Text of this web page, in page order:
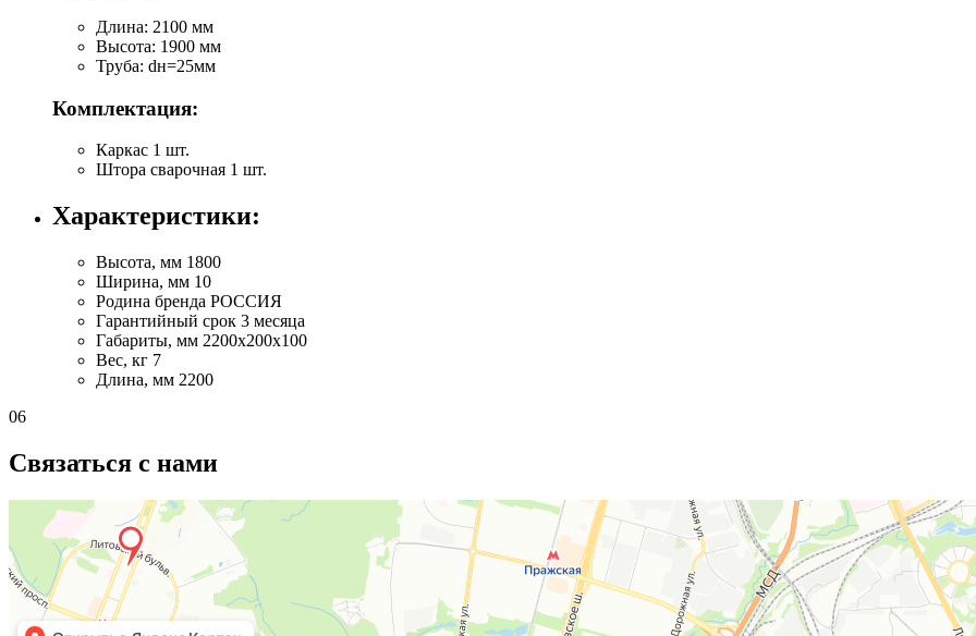
Длина: 2100 мм
Высота: 1900 мм
Труба: dн=25мм
Комплектация:
Каркас 1 шт.
Штора сварочная 1 шт.
Характеристики:
Высота, мм 1800
Ширина, мм 10
Родина бренда РОССИЯ
Гарантийный срок 3 месяца
Габариты, мм 2200х200х100
Вес, кг 7
Длина, мм 2200
06
Связаться с нами